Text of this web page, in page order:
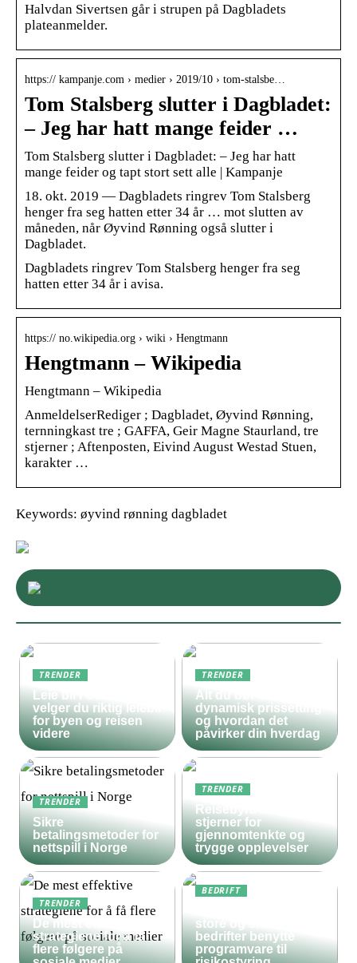
Halvdan Sivertsen går i strupen på Dagbladets
plateanmelder.
https:// kampanje.com › medier › 2019/10 › tom-stalsbe…
Tom Stalsberg slutter i Dagbladet:
– Jeg har hatt mange feider …
Tom Stalsberg slutter i Dagbladet: – Jeg har hatt
mange feider og tapt stort sett alle | Kampanje
18. okt. 2019 — Dagbladets ringrev Tom Stalsberg
henger fra seg hatten etter 34 år … mot slutten av
måneden, når Øyvind Rønning også slutter i
Dagbladet.
Dagbladets ringrev Tom Stalsberg henger fra seg
hatten etter 34 år i avisa.
https:// no.wikipedia.org › wiki › Hengtmann
Hengtmann – Wikipedia
Hengtmann – Wikipedia
AnmeldelserRediger ; Dagbladet, Øyvind Rønning,
ternningkast tre ; GAFFA, Geir Magne Staurland, tre
stjerner ; Aftenposten, Eivind August Westad Stuen,
karakter …
Keywords: øyvind rønning dagbladet
TRENDER
Leie bil i Oslo – slik
velger du riktig leiebil
for byen og reisen
videre
TRENDER
Alt du bør vite om
dynamisk prissetting
og hvordan det
påvirker din hverdag
TRENDER
Sikre
betalingsmetoder for
nettspill i Norge
TRENDER
Reisebyrå med 5
stjerner for
gjennomtenkte og
trygge opplevelser
TRENDER
De mest effektive
strategiene for å få
flere følgere på
BEDRIFT
store og små
bedrifter benytte
programvare til